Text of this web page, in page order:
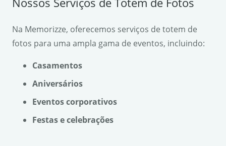
Na Memorizze, oferecemos serviços de totem de
fotos para uma ampla gama de eventos, incluindo:
Casamentos
Aniversários
Eventos corporativos
Festas e celebrações